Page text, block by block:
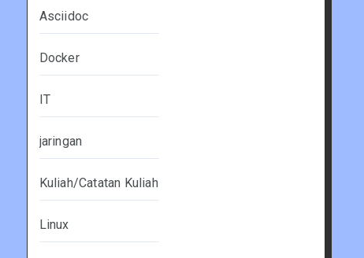
Asciidoc
Docker
IT
jaringan
Kuliah/Catatan Kuliah
Linux